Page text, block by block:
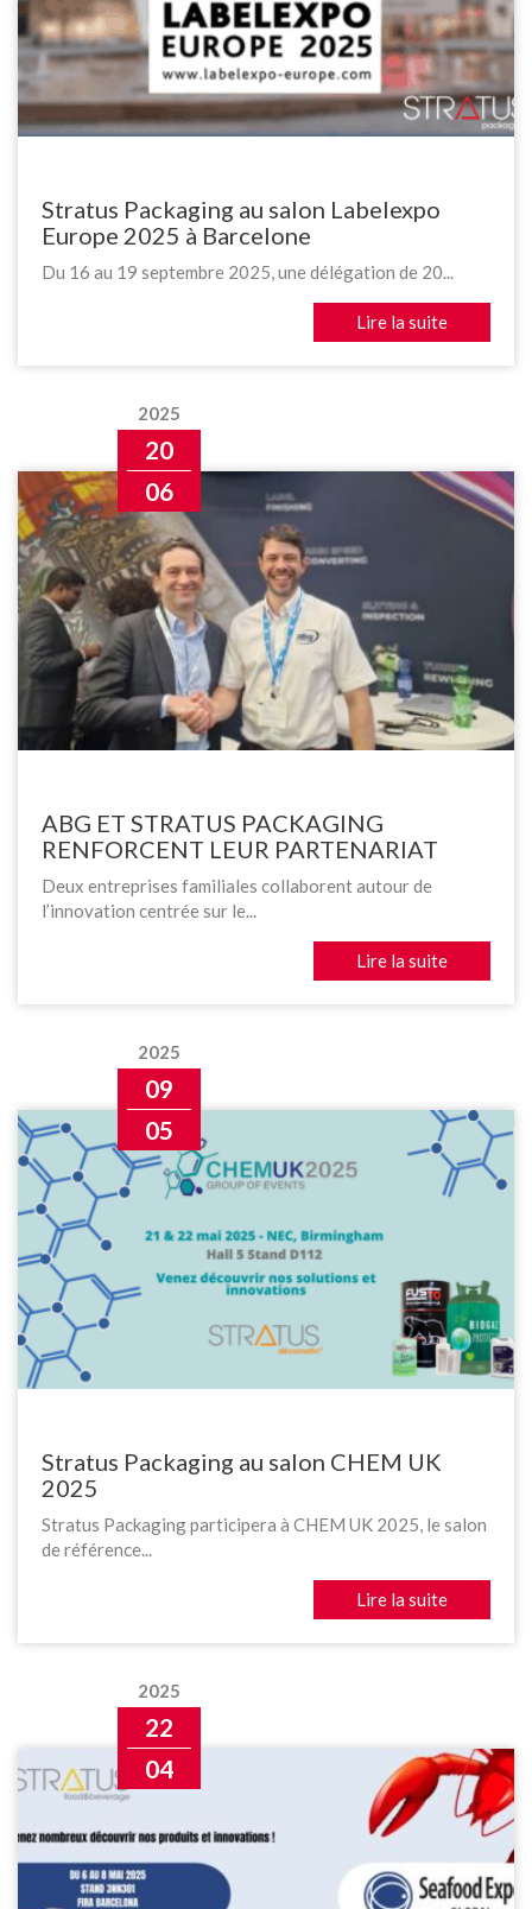
Stratus Packaging au salon Labelexpo
Europe 2025 à Barcelone
Du 16 au 19 septembre 2025, une délégation de 20...
Lire la suite
2025
20
06
ABG ET STRATUS PACKAGING
RENFORCENT LEUR PARTENARIAT
Deux entreprises familiales collaborent autour de
l’innovation centrée sur le...
Lire la suite
2025
09
05
Stratus Packaging au salon CHEM UK
2025
Stratus Packaging participera à CHEM UK 2025, le salon
de référence...
Lire la suite
2025
22
04